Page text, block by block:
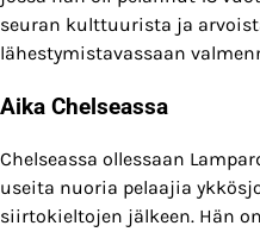
seuran kulttuurista ja
lähestymistavassaan
Aika Chelseassa
Chelseassa ollessaan
useita nuoria pelaajia
siirtokieltojen jälkeen. Hän